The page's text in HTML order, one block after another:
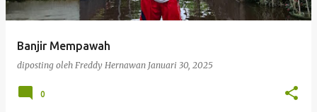
Banjir Mempawah
diposting oleh Freddy Hernawan Januari 30, 2025
0